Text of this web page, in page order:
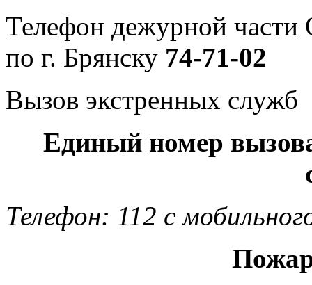
Телефон дежурной
по г. Брянску 74-71-02
Вызов экстренных служб
Единый номер
Телефон: 112 с